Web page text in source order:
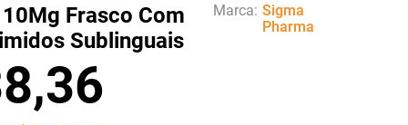
Frasco Com
Sublinguais
Marca: Sigma
Pharma
,36